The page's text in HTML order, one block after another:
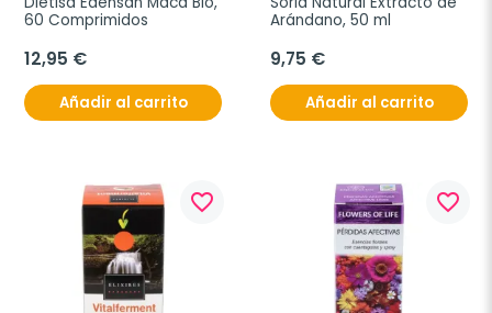
60 Comprimidos
12,95 €
Añadir al carrito
Arándano, 50 ml
9,75 €
Añadir al carrito
favorite_border favorite_border